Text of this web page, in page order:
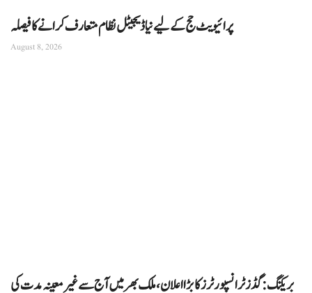
پرائیویٹ حج کے لیے نیا ڈیجیٹل نظام متعارف کرانے کا فیصلہ
August 8, 2026
بریکنگ: گڈز ٹرانسپورٹرز کا بڑا اعلان، ملک بھر میں آج سے غیرمعینہ مدت کی